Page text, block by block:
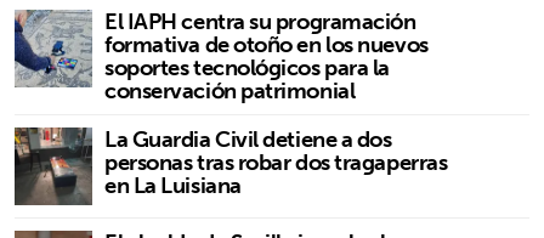
El IAPH centra su programación
formativa de otoño en los nuevos
soportes tecnológicos para la
conservación patrimonial
La Guardia Civil detiene a dos
personas tras robar dos tragaperras
en La Luisiana